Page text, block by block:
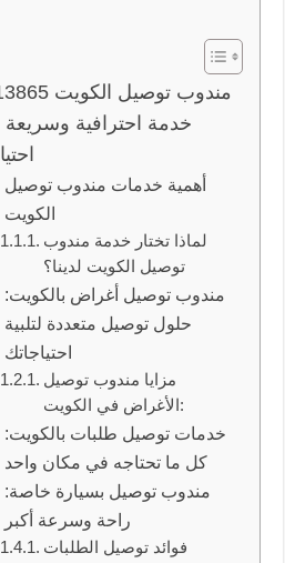
مندوب توصيل
خدمة احترافية وسريعة
أهمية خدمات مندوب توصيل
الكويت
لماذا تختار خدمة مندوب
توصيل الكويت لدينا؟
مندوب توصيل أغراض بالكويت:
حلول توصيل متعددة لتلبية
احتياجاتك
مزايا مندوب توصيل
الأغراض في الكويت:
خدمات توصيل طلبات بالكويت:
كل ما تحتاجه في مكان واحد
مندوب توصيل بسيارة خاصة:
راحة وسرعة أكبر
فوائد توصيل الطلبات